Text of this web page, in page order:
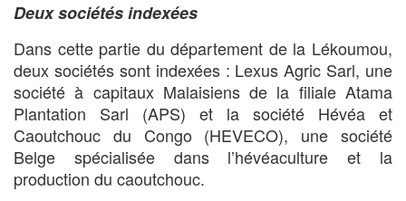
Deux sociétés indexées
Dans cette partie du département de la Lékoumou,
deux sociétés sont indexées : Lexus Agric Sarl, une
société à capitaux Malaisiens de la filiale Atama
Plantation Sarl (APS) et la société Hévéa et
Caoutchouc du Congo (HEVECO), une société
Belge spécialisée dans l’hévéaculture et la
production du caoutchouc.